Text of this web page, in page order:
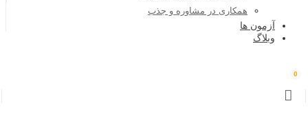
همکاری در مشاوره و جذب
آزمون ها
وبلاگ
0